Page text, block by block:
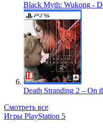
Black Myth: Wukong -
Death Stranding 2 – On
Смотреть все
Игры PlayStation 5